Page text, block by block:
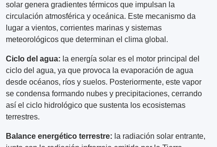
solar genera gradientes térmicos que impulsan la
circulación atmosférica y oceánica. Este mecanismo da
lugar a vientos, corrientes marinas y sistemas
meteorológicos que determinan el clima global.
Ciclo del agua: la energía solar es el motor principal del
ciclo del agua, ya que provoca la evaporación de agua
desde océanos, ríos y suelos. Posteriormente, este vapor
se condensa formando nubes y precipitaciones, cerrando
así el ciclo hidrológico que sustenta los ecosistemas
terrestres.
Balance energético terrestre: la radiación solar entrante,